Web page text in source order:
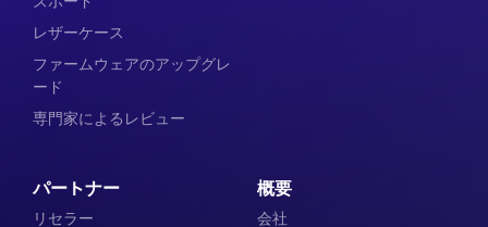
レザーケース
ファームウェアのアップグレ
ード
専門家によるレビュー
パートナー
リセラー
概要
会社